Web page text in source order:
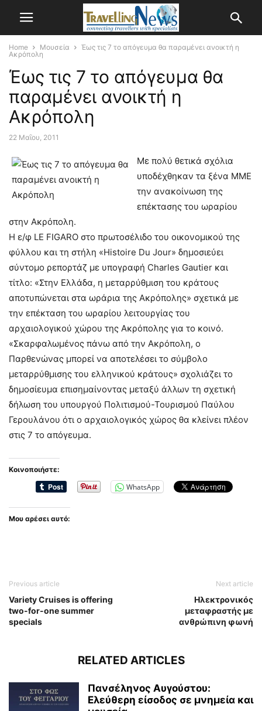
Home Μουσεία
Έως τις 7 το απόγευμα θα παραμένει ανοικτή η
Ακρόπολη
Έως τις 7 το απόγευμα θα
παραμένει ανοικτή η
Ακρόπολη
22 Μαΐου, 2011
Με πολύ θετικά σχόλια
υποδέχθηκαν τα ξένα ΜΜΕ
την ανακοίνωση της
επέκτασης του ωραρίου
στην Ακρόπολη.
Η ε/φ LE FIGARO στο πρωτοσέλιδο του οικονομικού της
φύλλου και τη στήλη «Histoire Du Jour» δημοσιεύει
σύντομο ρεπορτάζ με υπογραφή Charles Gautier και
τίτλο: «Στην Ελλάδα, η μεταρρύθμιση του κράτους
αποτυπώνεται στα ωράρια της Ακρόπολης» σχετικά με
την επέκταση του ωραρίου λειτουργίας του
αρχαιολογικού χώρου της Ακρόπολης για το κοινό.
«Σκαρφαλωμένος πάνω από την Ακρόπολη, ο
Παρθενώνας μπορεί να αποτελέσει το σύμβολο
μεταρρύθμισης του ελληνικού κράτους» σχολιάζει το
δημοσίευμα επισημαίνοντας μεταξύ άλλων τη σχετική
δήλωση του υπουργού Πολιτισμού-Τουρισμού Παύλου
Γερουλάνου ότι ο αρχαιολογικός χώρος θα κλείνει πλέον
στις 7 το απόγευμα.
Κοινοποιήστε:
WhatsApp
Μου αρέσει αυτό:
Previous article
Variety Cruises is offering
two-for-one summer
specials
Next article
Ηλεκτρονικός
μεταφραστής με
ανθρώπινη φωνή
RELATED ARTICLES
Πανσέληνος Αυγούστου:
Ελεύθερη είσοδος σε μνημεία και